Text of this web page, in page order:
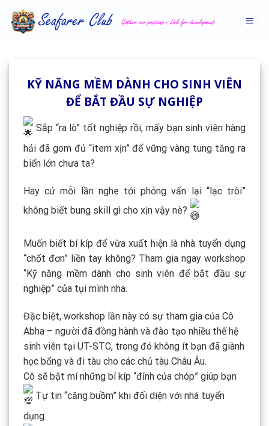
content
KỸ NĂNG MỀM DÀNH CHO SINH VIÊN
ĐỂ BẮT ĐẦU SỰ NGHIỆP
Sắp “ra lò” tốt nghiệp rồi, mấy bạn sinh viên hàng
hải đã gom đủ “item xịn” để vững vàng tung tăng ra
biển lớn chưa ta?
Hay cứ mỗi lần nghe tới phỏng vấn lại “lạc trôi”
không biết bung skill gì cho xịn vậy nè?
Muốn biết bí kíp để vừa xuất hiện là nhà tuyển dụng
“chốt đơn” liền tay không? Tham gia ngay workshop
“Kỹ năng mềm dành cho sinh viên để bắt đầu sự
nghiệp” của tụi mình nha.
Đặc biệt, workshop lần này có sự tham gia của Cô
Abha – người đã đồng hành và đào tạo nhiều thế hệ
sinh viên tại UT-STC, trong đó không ít bạn đã giành
học bổng và đi tàu cho các chủ tàu Châu Âu.
Cô sẽ bật mí những bí kíp “đỉnh của chóp” giúp bạn
Tự tin “căng buồm” khi đối diện với nhà tuyển
dụng.